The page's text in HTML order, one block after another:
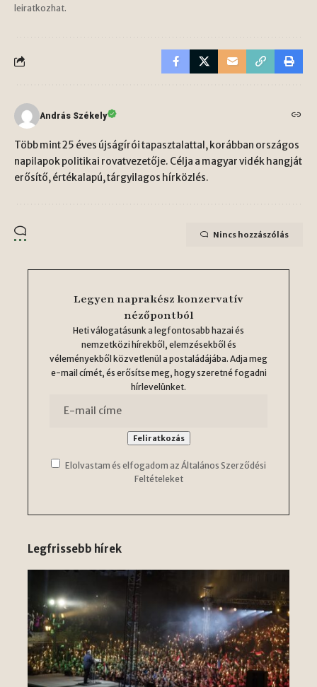
leiratkozhat.
András Székely
Több mint 25 éves újságírói tapasztalattal, korábban országos
napilapok politikai rovatvezetője. Célja a magyar vidék hangját
erősítő, értékalapú, tárgyilagos hírközlés.
Nincs hozzászólás
Legyen naprakész konzervatív
nézőpontból
Heti válogatásunk a legfontosabb hazai és
nemzetközi hírekből, elemzésekből és
véleményekből közvetlenül a postaládájába. Adja meg
e-mail címét, és erősítse meg, hogy szeretné fogadni
hírlevelünket.
Elolvastam és elfogadom az Általános Szerződési
Feltételeket
Legfrissebb hírek